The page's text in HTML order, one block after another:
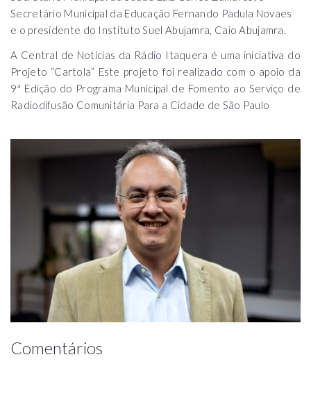
Secretário Municipal da Educação Fernando Padula Novaes
e o presidente do Instituto Suel Abujamra, Caio Abujamra.
A Central de Notícias da Rádio Itaquera é uma iniciativa do
Projeto “Cartola” Este projeto foi realizado com o apoio da
9ª Edição do Programa Municipal de Fomento ao Serviço de
Radiodifusão Comunitária Para a Cidade de São Paulo
Comentários